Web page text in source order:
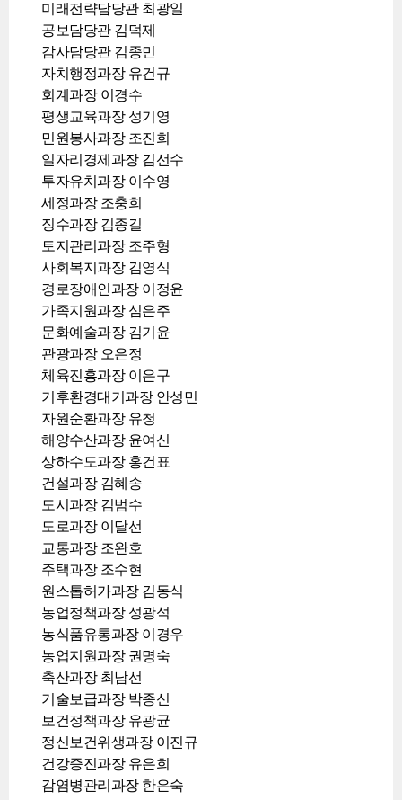
미래전략담당관 최광일
공보담당관 김덕제
감사담당관 김종민
자치행정과장 유건규
회계과장 이경수
평생교육과장 성기영
민원봉사과장 조진희
일자리경제과장 김선수
투자유치과장 이수영
세정과장 조충희
징수과장 김종길
토지관리과장 조주형
사회복지과장 김영식
경로장애인과장 이정윤
가족지원과장 심은주
문화예술과장 김기윤
관광과장 오은정
체육진흥과장 이은구
기후환경대기과장 안성민
자원순환과장 유청
해양수산과장 윤여신
상하수도과장 홍건표
건설과장 김혜송
도시과장 김범수
도로과장 이달선
교통과장 조완호
주택과장 조수현
원스톱허가과장 김동식
농업정책과장 성광석
농식품유통과장 이경우
농업지원과장 권명숙
축산과장 최남선
기술보급과장 박종신
보건정책과장 유광균
정신보건위생과장 이진규
건강증진과장 유은희
감염병관리과장 한은숙